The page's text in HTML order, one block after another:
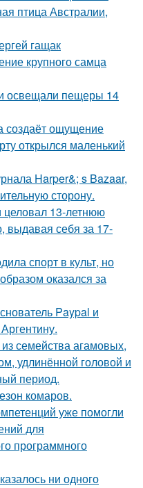
птица Австралии,
гащак
крупного самца
освещали пещеры 14
создаёт ощущение
открылся маленький
Harper&; s Bazaar,
сторону.
целовал 13-летнюю
выдавая себя за 17-
спорт в культ, но
оказался за
Paypal и
семейства агамовых,
удлинённой головой и
период.
комаров.
уже помогли
для
программного
ни одного